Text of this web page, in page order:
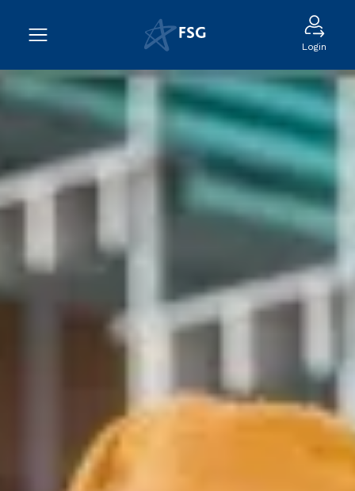
Login